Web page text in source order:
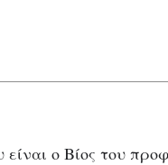
ο Βίος του